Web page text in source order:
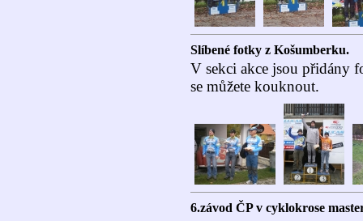
Slíbené fotky z Košumberku.
V sekci akce jsou přidány
se můžete kouknout.
6.závod ČP v cyklokrose